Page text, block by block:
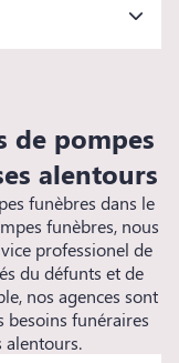
de pompes
alentours
funèbres dans le
funèbres, nous
professionel de
du défunts et de
nos agences sont
besoins funéraires
alentours.